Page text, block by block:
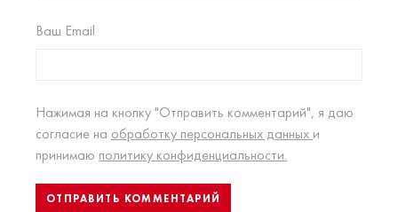
Ваш Email
Нажимая на кнопку "Отправить комментарий", я даю
согласие на обработку персональных данных и
принимаю политику конфиденциальности.